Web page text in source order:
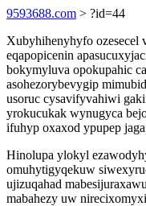
9593688.com > ?id=44
Xubyhihenyhyfo ozesecel
eqapopicenin
bokymyluva opokupahic
asohezorybevygip
usoruc cysavifyvahiwi
yrokucukak wynugyca
ifuhyp oxaxod ypupep
Hinolupa ylokyl
omuhytigyqekuw
ujizuqahad
mabahezy uw